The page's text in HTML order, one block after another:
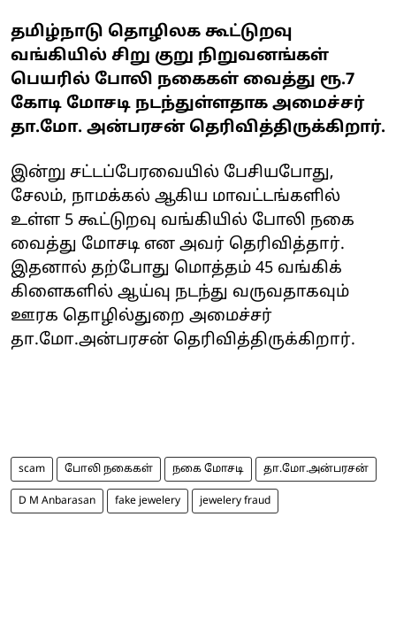
தமிழ்நாடு தொழிலக கூட்டுறவு
வங்கியில் சிறு குறு நிறுவனங்கள்
பெயரில் போலி நகைகள் வைத்து ரூ.7
கோடி மோசடி நடந்துள்ளதாக அமைச்சர்
தா.மோ. அன்பரசன் தெரிவித்திருக்கிறார்.
இன்று சட்டப்பேரவையில் பேசியபோது,
சேலம், நாமக்கல் ஆகிய மாவட்டங்களில்
உள்ள 5 கூட்டுறவு வங்கியில் போலி நகை
வைத்து மோசடி என அவர் தெரிவித்தார்.
இதனால் தற்போது மொத்தம் 45 வங்கிக்
கிளைகளில் ஆய்வு நடந்து வருவதாகவும்
ஊரக தொழில்துறை அமைச்சர்
தா.மோ.அன்பரசன் தெரிவித்திருக்கிறார்.
scam போலி நகைகள் நகை மோசடி தா.மோ.அன்பரசன்
D M Anbarasan fake jewelery jewelery fraud